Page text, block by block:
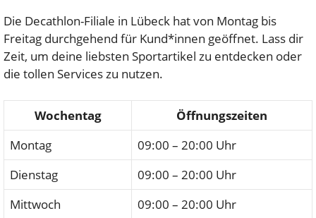
Die Decathlon-Filiale in Lübeck hat von Montag bis
Freitag durchgehend für Kund*innen geöffnet. Lass dir
Zeit, um deine liebsten Sportartikel zu entdecken oder
die tollen Services zu nutzen.
Wochentag
Öffnungszeiten
Montag
09:00 – 20:00 Uhr
Dienstag
09:00 – 20:00 Uhr
Mittwoch
09:00 – 20:00 Uhr